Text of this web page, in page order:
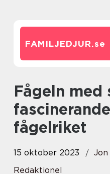
FAMILJEDJUR.se
Fågeln med skägg: En
fågelriket
15 oktober 2023
Jon
Redaktionel